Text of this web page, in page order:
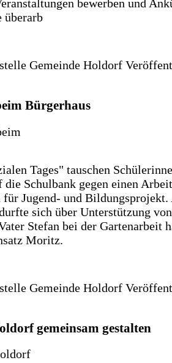
bewerben und
überarb
Gemeinde Holdorf
Bürgerhaus
Tages" tauschen
die Schulbank gegen einen
für Jugend- und Bildungsprojekt.
sich über Unterstützung
Stefan bei der Gartenarbeit
Moritz.
Gemeinde Holdorf
gemeinsam gestalten